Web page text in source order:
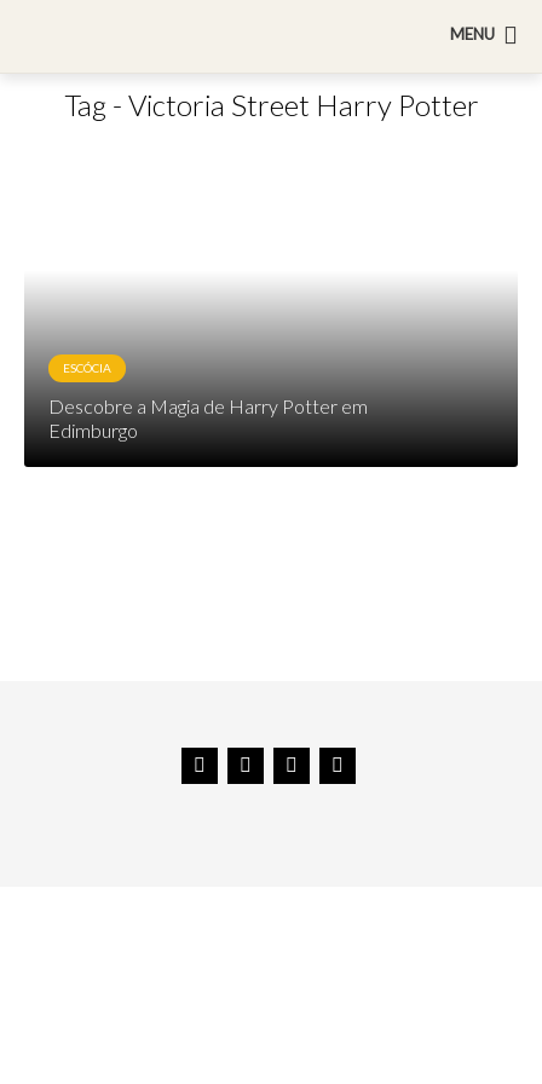
MENU
Tag - Victoria Street Harry Potter
ESCÓCIA
Descobre a Magia de Harry Potter em
Edimburgo